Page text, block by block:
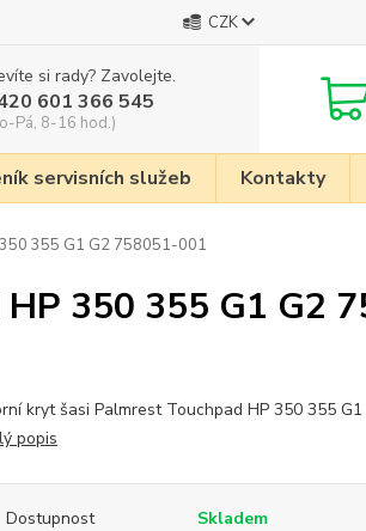
CZK
si rady? Zavolejte.
601 366 545
Pá, 8-16 hod.)
servisních služeb Kontakty
355 G1 G2 758051-001
350 355 G1 G2
kryt šasi Palmrest Touchpad HP 350 355
popis
Dostupnost Skladem